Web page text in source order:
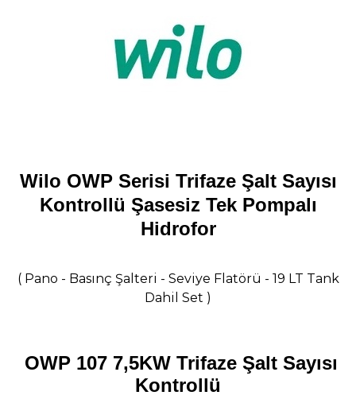
Wilo OWP Serisi Trifaze Şalt Sayısı
Kontrollü Şasesiz Tek Pompalı
Hidrofor
( Pano - Basınç Şalteri - Seviye Flatörü - 19 LT Tank
Dahil Set )
OWP 107 7,5KW Trifaze Şalt Sayısı
Kontrollü